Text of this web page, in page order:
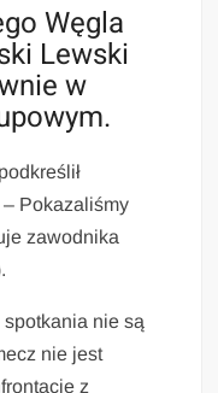
Węgla
Lewski
w
– Pokazaliśmy
zawodnika
spotkania nie są
nie jest
z